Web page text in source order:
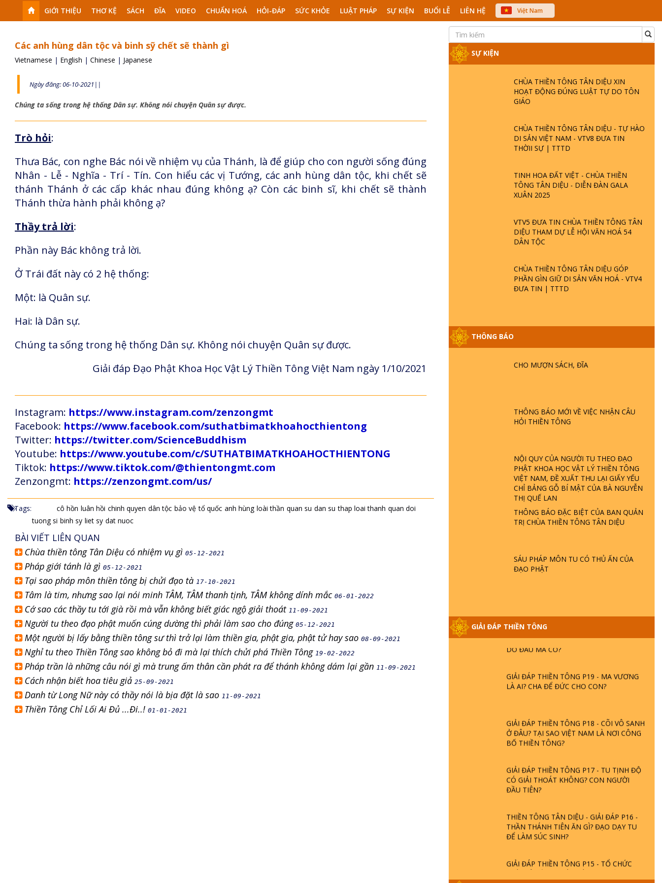
GIỚI THIỆU THƠ KỆ SÁCH ĐĨA VIDEO CHUẨN HOÁ HỎI-ĐÁP SỨC KHỎE LUẬT PHÁP SỰ KIỆN BUỔI LỄ LIÊN HỆ
Việt Nam
中文
Các anh hùng dân tộc và binh sỹ chết sẽ thành gì
Vietnamese | English | Chinese | Japanese
Ngày đăng: 06-10-2021||
Chúng ta sống trong hệ thống Dân sự. Không nói chuyện Quân sự được.
Trò hỏi:
Thưa Bác, con nghe Bác nói về nhiệm vụ của Thánh, là để giúp cho con người sống đúng
Nhân - Lễ - Nghĩa - Trí - Tín. Con hiểu các vị Tướng, các anh hùng dân tộc, khi chết sẽ
thánh Thánh ở các cấp khác nhau đúng không ạ? Còn các binh sĩ, khi chết sẽ thành
Thánh thừa hành phải không ạ?
Thầy trả lời:
Phần này Bác không trả lời.
Ở Trái đất này có 2 hệ thống:
Một: là Quân sự.
Hai: là Dân sự.
Chúng ta sống trong hệ thống Dân sự. Không nói chuyện Quân sự được.
Giải đáp Đạo Phật Khoa Học Vật Lý Thiền Tông Việt Nam ngày 1/10/2021
Instagram: https://www.instagram.com/zenzongmt
Facebook: https://www.facebook.com/suthatbimatkhoahocthientong
Twitter: https://twitter.com/ScienceBuddhism
Youtube: https://www.youtube.com/c/SUTHATBIMATKHOAHOCTHIENTONG
Tiktok: https://www.tiktok.com/@thientongmt.com
Zenzongmt: https://zenzongmt.com/us/
Tags: cô hồn luân hồi chinh quyen dân tộc bảo vệ tổ quốc anh hùng loài thần quan su dan su thap loai thanh quan doi
tuong si binh sy liet sy dat nuoc
BÀI VIẾT LIÊN QUAN
Chùa thiền tông Tân Diệu có nhiệm vụ gì 05-12-2021
Pháp giới tánh là gì 05-12-2021
Tại sao pháp môn thiền tông bị chửi đạo tà 17-10-2021
Tâm là tim, nhưng sao lại nói minh TÂM, TÂM thanh tịnh, TÂM không dính mắc 06-01-2022
Cớ sao các thầy tu tới già rồi mà vẫn không biết giác ngộ giải thoát 11-09-2021
Người tu theo đạo phật muốn cúng dường thì phải làm sao cho đúng 05-12-2021
Một người bị lấy bằng thiền tông sư thì trở lại làm thiền gia, phật gia, phật tử hay sao 08-09-2021
Nghỉ tu theo Thiền Tông sao không bỏ đi mà lại thích chửi phá Thiền Tông 19-02-2022
Pháp trần là những câu nói gì mà trung ấm thân cần phát ra để thánh không dám lại gần 11-09-2021
Cách nhận biết hoa tiêu giả 25-09-2021
Danh từ Long Nữ này có thầy nói là bịa đặt là sao 11-09-2021
Thiền Tông Chỉ Lối Ai Đủ ...Đi..! 01-01-2021
SỰ KIỆN
CHÙA THIỀN TÔNG TÂN DIỆU XIN
HOẠT ĐỘNG ĐÚNG LUẬT TỰ DO TÔN
GIÁO
CHÙA THIỀN TÔNG TÂN DIỆU - TỰ HÀO
DI SẢN VIỆT NAM - VTV8 ĐƯA TIN
THỜII SỰ | TTTD
TINH HOA ĐẤT VIỆT - CHÙA THIỀN
TÔNG TÂN DIỆU - DIỄN ĐÀN GALA
XUÂN 2025
VTV5 ĐƯA TIN CHÙA THIỀN TÔNG TÂN
DIỆU THAM DỰ LỄ HỘI VĂN HOÁ 54
DÂN TỘC
CHÙA THIỀN TÔNG TÂN DIỆU GÓP
PHẦN GÌN GIỮ DI SẢN VĂN HOÁ - VTV4
ĐƯA TIN | TTTD
THÔNG BÁO
CHO MƯỢN SÁCH, ĐĨA
THÔNG BÁO MỚI VỀ VIỆC NHẬN CÂU
HỎI THIỀN TÔNG
NỘI QUY CỦA NGƯỜI TU THEO ĐẠO
PHẬT KHOA HỌC VẬT LÝ THIỀN TÔNG
VIỆT NAM, ĐỀ XUẤT THU LẠI GIẤY YẾU
CHỈ BẢNG GỖ BÍ MẬT CỦA BÀ NGUYỄN
THỊ QUẾ LAN
THÔNG BÁO ĐẶC BIỆT CỦA BAN QUẢN
TRỊ CHÙA THIỀN TÔNG TÂN DIỆU
SÁU PHÁP MÔN TU CÓ THỦ ẤN CỦA
ĐẠO PHẬT
GIẢI ĐÁP THIỀN TÔNG
HỘI GÌ? TỬ VÌ ĐẠO
PHẬT GIỚI CÓ THỜI GIAN KHÔNG? |
TTTD
LÀ AI? QUỶ SA TĂNG? | TTTD
GIẢI ĐÁP THIỀN TÔNG ĐẶC BIỆT P22 - TẠI
SAO TRÁI ĐẤT NHIỀU THIÊN TAI - LŨ LỤT
- HỎA HOẠN | TTTD
GIẢI ĐÁP THIỀN TÔNG ĐẶC BIỆT PHẦN 20
GIẢI ĐÁP THIỀN TÔNG P19 - MA VƯƠNG
LÀ AI? CHA ĐỂ ĐỨC CHO CON?
GIẢI ĐÁP THIỀN TÔNG P18 - CÕI VÔ SANH
Ở ĐÂU? TẠI SAO VIỆT NAM LÀ NƠI CÔNG
BỐ THIỀN TÔNG?
GIẢI ĐÁP THIỀN TÔNG P17 - TU TỊNH ĐỘ
CÓ GIẢI THOÁT KHÔNG? CON NGƯỜI
ĐẦU TIÊN?
THIỀN TÔNG TÂN DIỆU - GIẢI ĐÁP P16 -
THẦN THÁNH TIÊN ĂN GÌ? ĐẠO DẠY TU
ĐỂ LÀM SÚC SINH?
GIẢI ĐÁP THIỀN TÔNG P15 - TỔ CHỨC
LOÀI CÔ HỒN - GIÁO LÝ ĐẠO PHẬT KHI
NÀO XUẤT BẢN